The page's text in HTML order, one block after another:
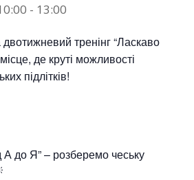
- 13:00
тренінг “Ласкаво
де круті можливості
підлітків!
А до Я” – розберемо чеську